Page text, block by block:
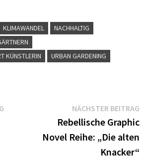
KLIMAWANDEL
NACHHALTIG
KÜNSTLERIN
URBAN GARDENING
NÄCHSTER BEITRAG
Rebellische Graphic
Novel Reihe: „Die alten
Knacker“